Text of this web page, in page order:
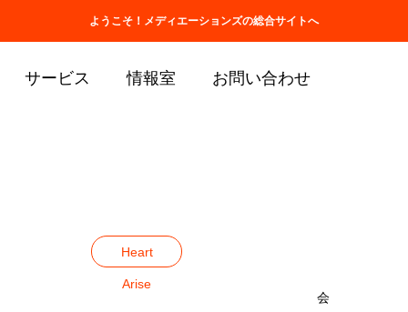
ようこそ！メディエーションズの総合サイトへ
サービス 情報室 お問い合わせ
Heart
Arise
会